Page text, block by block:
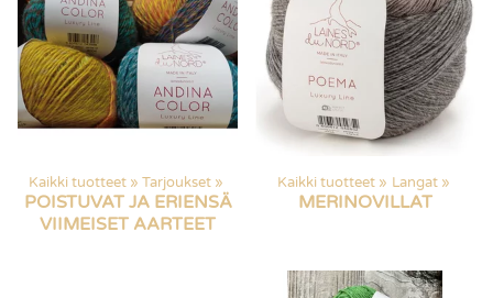
Kaikki tuotteet ‪» Tarjoukset ‪»
POISTUVAT JA ERIENSÄ
VIIMEISET AARTEET
Kaikki tuotteet ‪» Langat ‪»
MERINOVILLAT